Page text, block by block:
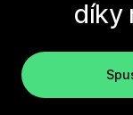
díky